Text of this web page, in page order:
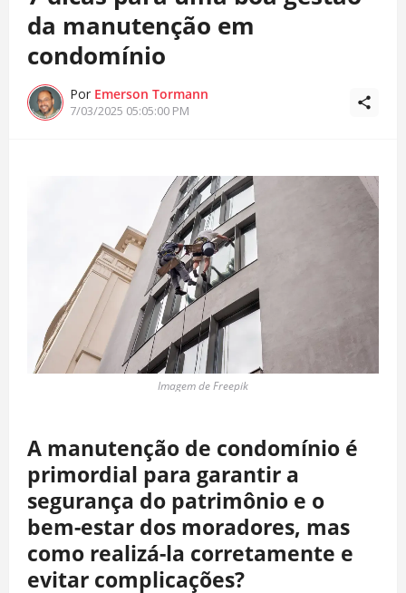
da manutenção em
condomínio
Por Emerson Tormann
7/03/2025 05:05:00 PM
Imagem de Freepik
A manutenção de condomínio é
primordial para garantir a
segurança do patrimônio e o
bem-estar dos moradores, mas
como realizá-la corretamente e
evitar complicações?